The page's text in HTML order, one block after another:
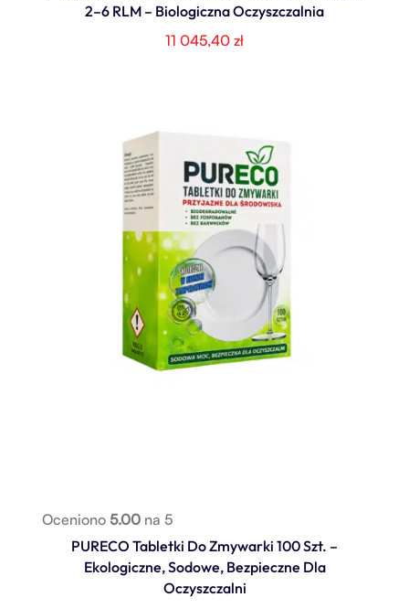
2–6 RLM – Biologiczna Oczyszczalnia
11 045,40 zł
Oceniono 5.00 na 5
PURECO Tabletki Do Zmywarki 100 Szt. –
Ekologiczne, Sodowe, Bezpieczne Dla
Oczyszczalni